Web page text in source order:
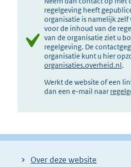
regelgeving heeft
organisatie is namelijk
voor de inhoud van de
van de organisatie ziet u
regelgeving. De
organisatie kunt u hier
organisaties.overheid.nl.
Werkt de website of een
dan een e-mail naar
Over deze website